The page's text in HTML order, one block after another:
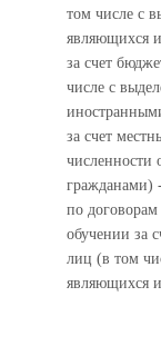
том числе с
являющихся
за счет
числе с
за счет
численности
гражданами)
по
обучении за
лиц (в том
являющихся